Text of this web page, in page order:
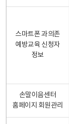
스마트폰 과의존
예방교육 신청자
정보
손말이음센터
홈페이지 회원관리